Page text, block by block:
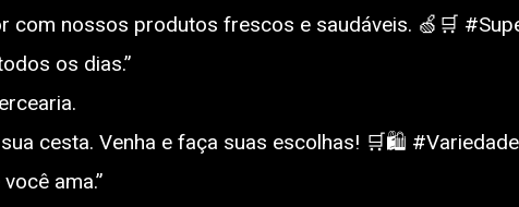
com nossos produtos frescos e saudáveis. 🍏🛒
os dias.”
cesta. Venha e faça suas escolhas! 🛒🛍️
ama.”